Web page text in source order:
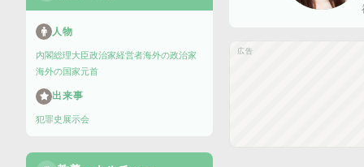
人物
内閣総理大臣政治家経営者海外の政治家
海外の国家元首
出来事
犯罪史 展示会
広告